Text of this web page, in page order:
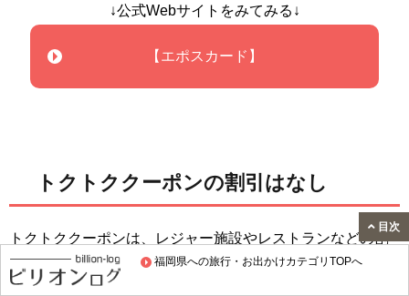
福岡県への旅行・お出かけカテゴリTOPへ
↓公式Webサイトをみてみる↓
【エポスカード】
トクトククーポンの割引はなし
トクトククーポンは、レジャー施設やレストランなどの割
引や特典をうけられる東武トップツアーズのサービスで
目次